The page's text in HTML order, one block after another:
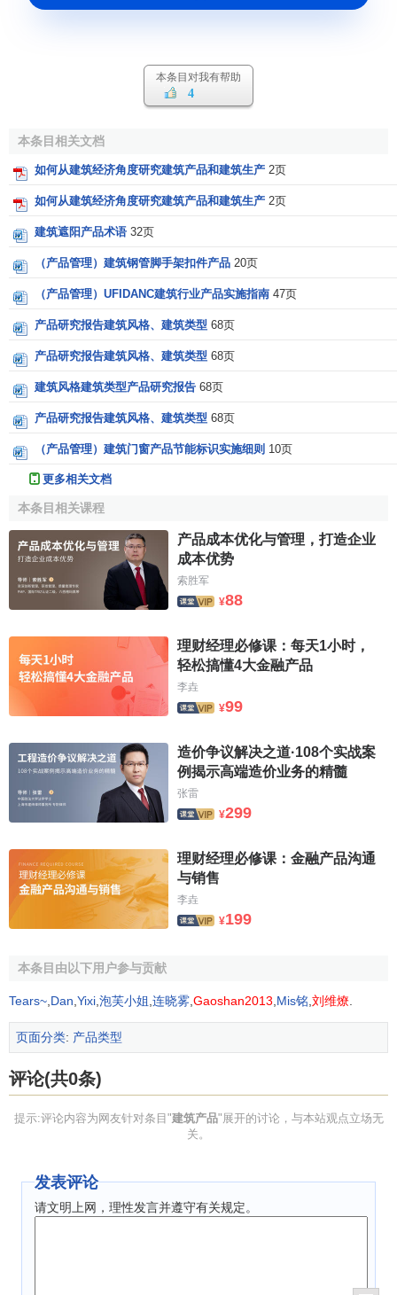
明和精神文明程度，建筑设计者的水平和技巧及建设者的矿
面具有干变万化的差异。
(三)建筑产品的体积庞大性
无论是复杂的建筑产品，还是简单的建筑产品，均是为
构成人们生活和生产的活动空间或满足某种使用功能而建造
的。建造一个建筑产品需要大量的
建筑材料
配件。因此，一般的建筑产品要占用大片的土地和高耸的空
间。建筑产品与其他工业产品相比较其体形格外庞大，
建筑产品生产的特点
由于建筑产品本身的特点，决定了建筑产品生产过程具
有以下特点：
(一)建筑产品生产的流动性
建筑产品地点的固定性决定了产品生产的流动性。在建
筑产品的生产中，工人及其使田的机具和材料等不仅要随着
建筑产品建造地点的不同而流动，而且还要在建筑产品的不
同部位而流动生产。施工企业要在不同地区进行机构迁移或
流动施工。在施工项目的施工准备阶段，要编制周密的
组织设计，划分施工区段或施工段，使流动生产的工人及其
使用的机具和材料相互协调配合，使建筑产品的生产连续均
衡地进行。
(二)建筑产品主产的单件性
建筑产品地点的固定性和类型的多样性决定了产品生产
的单件性。每个建筑产品应在国家或地区的统一规划内，根
据其使用功能，在选定的地点上单独设计和单独施：工。即
使是选用标准设古十、通用构件或配件，由于建筑产品所在
方法等也要因地制宜，根据施工时间和施工条件而确定，而
使各建筑产品生产具有单件竹。
(三)建筑产品生产的地区性
由于建筑产品的固定性决定了同一使用功能的建筑产品
因其建造地点不同，也会受到建设地区的自然、
和社会条件的约束，从而使其建筑形式、结构、装饰没计、
材料和施工组织等均不一佯。因此建筑产品生产具有地区
(四)建筑产品生产周期长
产周期长。因为建筑产品体形老大，使得最终建筑产品的建
成必然耗费大量出人力、物力和财力。同时，建筑产品的生
产全过程还要受到工艺流程和生产程序的制约，使各专业、
筑产品地点的固定性，使施工活动的空间具有局限性，从而
(五)建筑产品生产的露天作生多
到了高度的工业化水平的时候，总装配后，才能形成最终建
本条目对我有帮助
4
本条目相关文档
如何从建筑经济角度研究建筑产品和建筑生产 2页
如何从建筑经济角度研究建筑产品和建筑生产 2页
建筑遮阳产品术语 32页
（产品管理）建筑钢管脚手架扣件产品 20页
（产品管理）UFIDANC建筑行业产品实施指南 47页
产品研究报告建筑风格、建筑类型 68页
产品研究报告建筑风格、建筑类型 68页
建筑风格建筑类型产品研究报告 68页
产品研究报告建筑风格、建筑类型 68页
（产品管理）建筑门窗产品节能标识实施细则 10页
更多相关文档
本条目相关课程
产品成本优化与管理，打造企业
成本优势
索胜军
¥88
理财经理必修课：每天1小时，
轻松搞懂4大金融产品
李垚
¥99
造价争议解决之道·108个实战案
例揭示高端造价业务的精髓
张雷
¥299
理财经理必修课：金融产品沟通
与销售
李垚
¥199
本条目由以下用户参与贡献
Tears~ Dan Yixi 泡芙小姐 连晓雾 Gaoshan2013 Mis铭 刘维燎
页面分类: 产品类型
评论(共0条)
提示:评论内容为网友针对条目"建筑产品"展开的讨论，与本站观点立场无
关。
发表评论
请文明上网，理性发言并遵守有关规定。